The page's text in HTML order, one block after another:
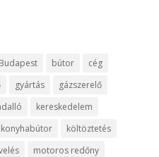
Budapest bútor
cég
gyártás
gázszerelő
kereskedelem
konyhabútor
költöztetés
motoros redőny